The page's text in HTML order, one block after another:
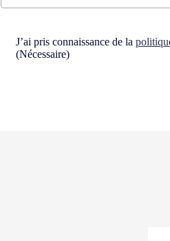
Consent(Nécessaire)
J’ai pris connaissance de la
(Nécessaire)